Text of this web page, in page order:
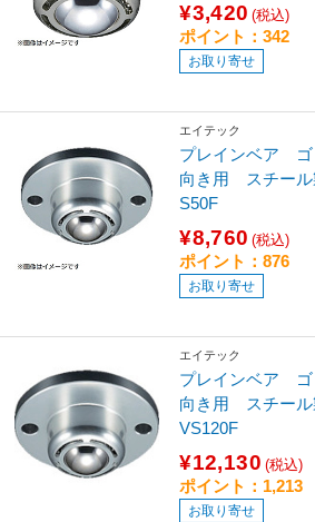
¥3,420 (税込)
ポイント：342
お取り寄せ
エイテック
プレインベア
向き用 スチー
S50F
¥8,760 (税込)
ポイント：876
お取り寄せ
エイテック
プレインベア
向き用 スチー
VS120F
¥12,130 (税込)
ポイント：1,213
お取り寄せ